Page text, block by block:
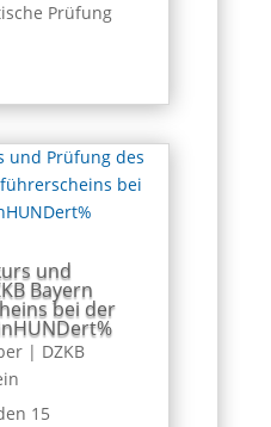
Prüfung
und
Bayern
bei der
| DZKB
15